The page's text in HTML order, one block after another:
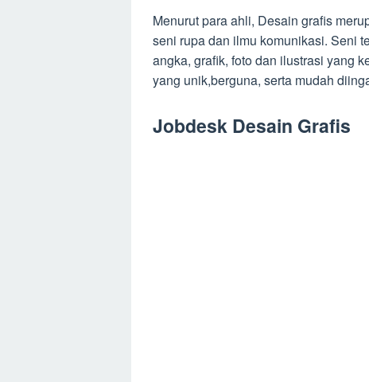
Menurut para ahli, Desain grafis
seni rupa dan ilmu komunikasi. Seni
angka, grafik, foto dan ilustrasi yang
yang unik,berguna, serta mudah
Jobdesk Desain Grafis